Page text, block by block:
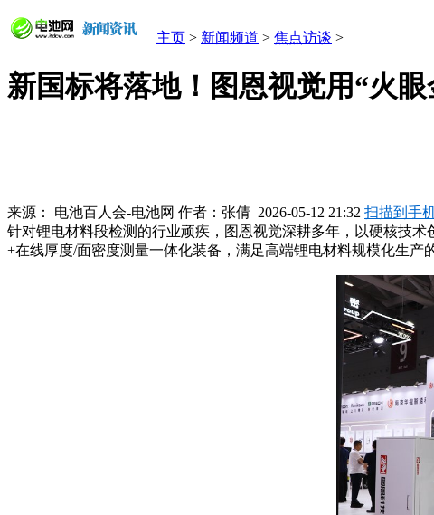
主页 > 新闻频道 > 焦点访谈 >
新国标将落地！图恩视觉用“火
来源： 电池百人会-电池网 作者： 张倩 2026-05-12 21:32 扫描到手
针对锂电材料段检测的行业顽疾，图恩视觉深耕多年，以硬核技
+在线厚度/面密度测量一体化装备，满足高端锂电材料规模化生产